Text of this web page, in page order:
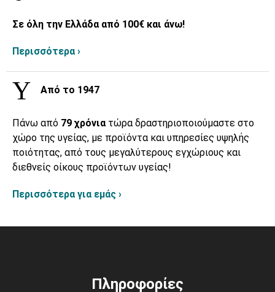
Σε όλη την Ελλάδα από 100€ και άνω!
Περισσότερα ›
Από το 1947
Πάνω από 79 χρόνια τώρα δραστηριοποιούμαστε στο
χώρο της υγείας, με προϊόντα και υπηρεσίες υψηλής
ποιότητας, από τους μεγαλύτερους εγχώριους και
διεθνείς οίκους προϊόντων υγείας!
Περισσότερα για εμάς ›
Πληροφορίες